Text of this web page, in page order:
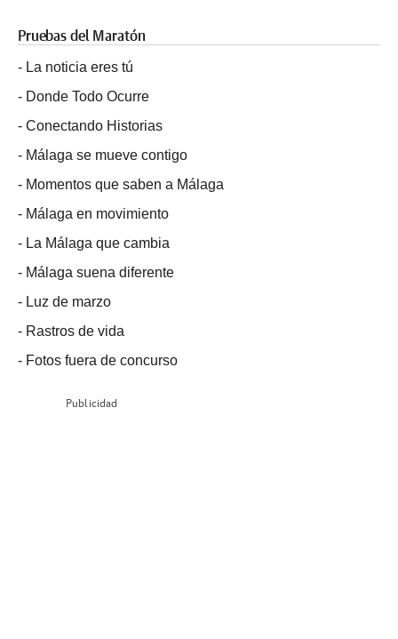
Pruebas del Maratón
- La noticia eres tú
- Donde Todo Ocurre
- Conectando Historias
- Málaga se mueve contigo
- Momentos que saben a Málaga
- Málaga en movimiento
- La Málaga que cambia
- Málaga suena diferente
- Luz de marzo
- Rastros de vida
- Fotos fuera de concurso
Publicidad